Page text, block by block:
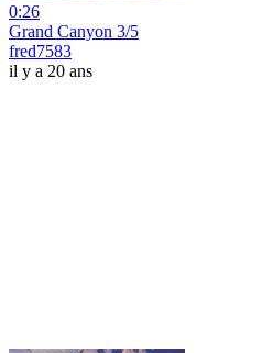
0:26
Grand Canyon 3/5
fred7583
il y a 20 ans